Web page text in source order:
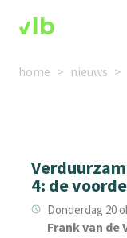
home nieuws
4: de
Donderdag 20
Frank van de